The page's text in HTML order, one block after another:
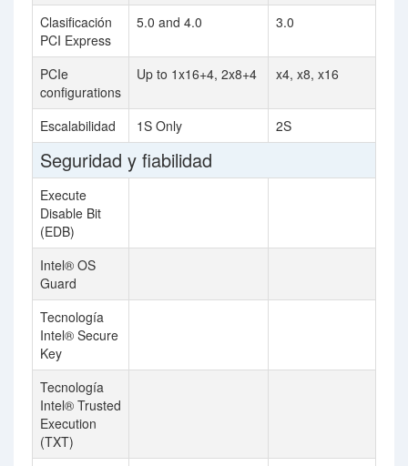
Clasificación
PCI Express
5.0 and 4.0 3.0
PCIe
configurations
Up to 1x16+4, 2x8+4 x4, x8, x16
Escalabilidad 1S Only 2S
Seguridad y fiabilidad
Execute
Disable Bit
(EDB)
Intel® OS
Guard
Tecnología
Intel® Secure
Key
Tecnología
Intel® Trusted
Execution
(TXT)